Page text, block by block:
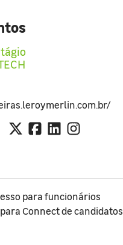
para funcionários
Connect de candidatos